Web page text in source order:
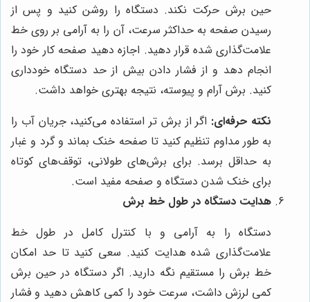
حین برش حرکت نکند. دستگاه را روشن کنید و پس از
رسیدن صفحه به حداکثر سرعت، آن را به آرامی بر روی خط
علامت‌گذاری شده قرار دهید. اجازه دهید صفحه کار خود را
انجام دهد و از فشار دادن بیش از حد دستگاه خودداری
کنید. برش آرام و پیوسته، نتیجه بهتری خواهد داشت.
نکته حرفه‌ای: اگر از برش تر استفاده می‌کنید، جریان آب را
به طور مداوم تنظیم کنید تا صفحه خنک بماند و گرد و غبار
به حداقل برسد. برای برش‌های طولانی، توقف‌های کوتاه
برای خنک شدن دستگاه و صفحه مفید است.
هدایت دستگاه در طول خط برش
دستگاه را به آرامی و با کنترل کامل در طول خط
علامت‌گذاری شده هدایت کنید. سعی کنید تا حد امکان
خط برش را مستقیم نگه دارید. اگر دستگاه در حین برش
کمی لرزش داشت، سرعت خود را کمی کاهش دهید و فشار